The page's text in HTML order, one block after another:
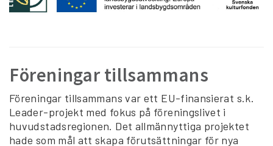
Föreningar tillsammans
Föreningar tillsammans var ett EU-finansierat s.k.
Leader-projekt med fokus på föreningslivet i
huvudstadsregionen. Det allmännyttiga projektet
hade som mål att skapa förutsättningar för nya